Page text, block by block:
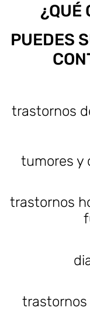
¿QUÉ
PUEDES
trastornos
tumores y
trastornos
trastornos